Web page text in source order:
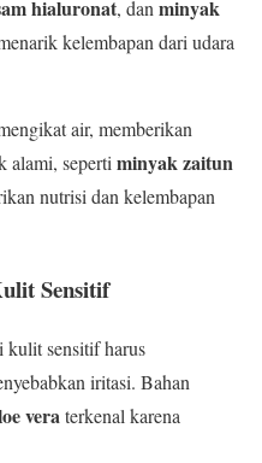
hialuronat, danminyak
kelembapan dari udara
air, memberikan
alami, sepertiminyak zaitun
nutrisi dan kelembapan
Sensitif
sensitif harus
iritasi. Bahan
veraterkenal karena